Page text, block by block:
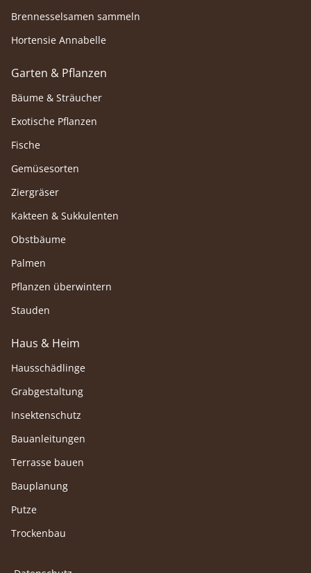
Brennesselsamen sammeln
Hortensie Annabelle
Garten & Pflanzen
Bäume & Sträucher
Exotische Pflanzen
Fische
Gemüsesorten
Ziergräser
Kakteen & Sukkulenten
Obstbäume
Palmen
Pflanzen überwintern
Stauden
Haus & Heim
Hausschädlinge
Grabgestaltung
Insektenschutz
Bauanleitungen
Terrasse bauen
Bauplanung
Putze
Trockenbau